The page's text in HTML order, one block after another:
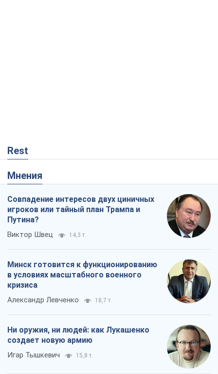
Rest
Мнения
Совпадение интересов двух циничных
игроков или тайный план Трампа и
Путина?
Виктор Швец 14,3 т.
Минск готовится к функционированию
в условиях масштабного военного
кризиса
Александр Левченко 18,7 т.
Ни оружия, ни людей: как Лукашенко
создает новую армию
Игар Тышкевич 15,8 т.